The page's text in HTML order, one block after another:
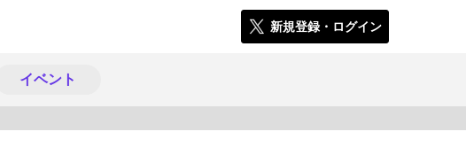
新規登録・ログイン
イベント